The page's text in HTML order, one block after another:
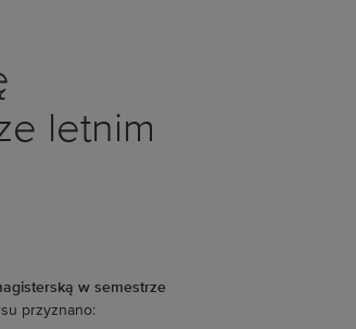
letnim
w semestrze
przyznano: